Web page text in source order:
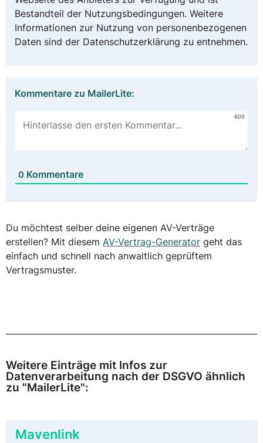
Bestandteil der Nutzungsbedingungen. Weitere
Informationen zur Nutzung von personenbezogenen
Daten sind der Datenschutzerklärung zu entnehmen.
Kommentare zu MailerLite:
800
0 Kommentare
Du möchtest selber deine eigenen AV-Verträge
erstellen? Mit diesem AV-Vertrag-Generator geht das
einfach und schnell nach anwaltlich geprüftem
Vertragsmuster.
Weitere Einträge mit Infos zur
Datenverarbeitung nach der DSGVO ähnlich
zu "MailerLite":
Mavenlink